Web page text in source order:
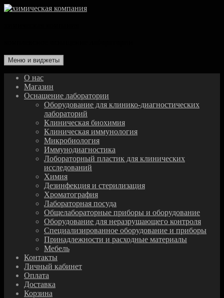
Перейти
Меню и виджеты
О нас
Магазин
Оснащение лаборатории
Оборудование для клинико-диагностических
лабораторий
Клиническая биохимия
Клиническая иммунология
Микробиология
Иммунодиагностика
Лобораторный пластик для клинических
исследований
Химия
Дезинфекция и стерилизация
Хроматография
Лабораторная посуда
Общелабораторные приборы и оборудование
Оборудование для неразрушающего контроля
Специализированное оборудование и приборы
Принадлежности и расходные материалы
Мебель
Контакты
Личный кабинет
Оплата
Доставка
Корзина